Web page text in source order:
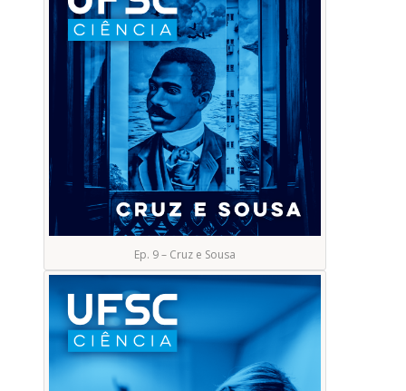
Ep. 9 – Cruz e Sousa